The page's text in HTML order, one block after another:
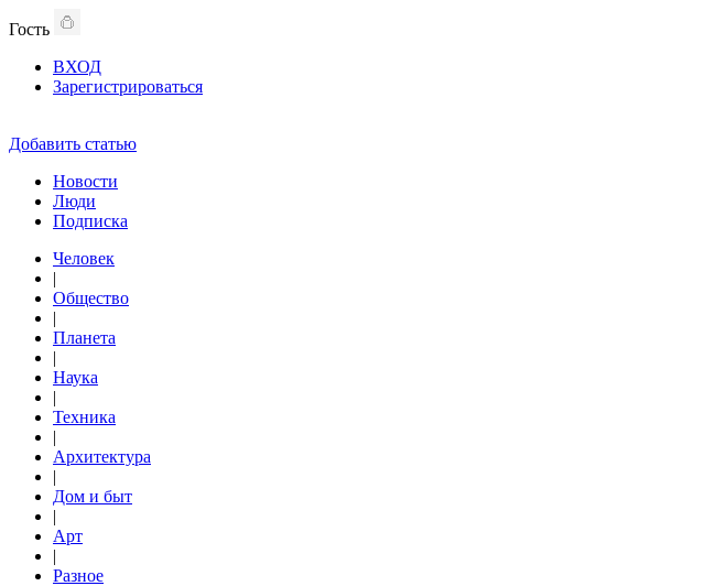
Гость
ВХОД
Зарегистрироваться
Добавить статью
Новости
Люди
Подписка
Человек
|
Общество
|
Планета
|
Наука
|
Техника
|
Архитектура
|
Дом и быт
|
Арт
|
Разное